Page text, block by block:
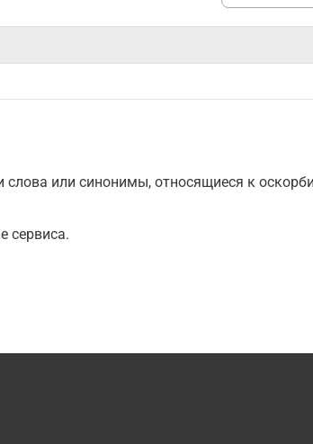
или синонимы, относящиеся к
сервиса.